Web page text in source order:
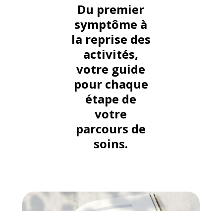
Du premier
symptôme à
la reprise des
activités,
votre guide
pour chaque
étape de
votre
parcours de
soins.